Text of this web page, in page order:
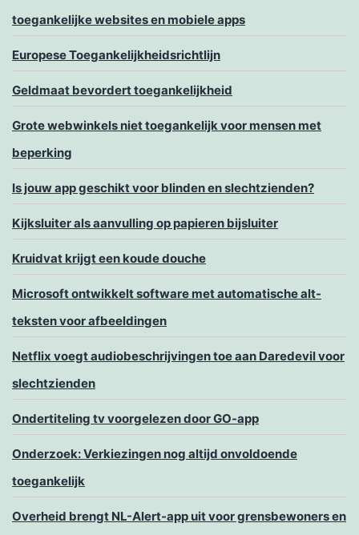
toegankelijke websites en mobiele apps
Europese Toegankelijkheidsrichtlijn
Geldmaat bevordert toegankelijkheid
Grote webwinkels niet toegankelijk voor mensen met
beperking
Is jouw app geschikt voor blinden en slechtzienden?
Kijksluiter als aanvulling op papieren bijsluiter
Kruidvat krijgt een koude douche
Microsoft ontwikkelt software met automatische alt-
teksten voor afbeeldingen
Netflix voegt audiobeschrijvingen toe aan Daredevil voor
slechtzienden
Ondertiteling tv voorgelezen door GO-app
Onderzoek: Verkiezingen nog altijd onvoldoende
toegankelijk
Overheid brengt NL-Alert-app uit voor grensbewoners en